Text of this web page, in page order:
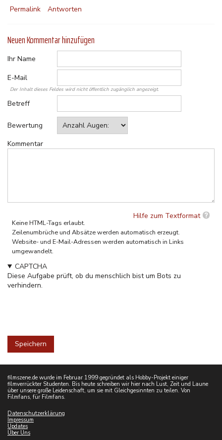
Permalink
Antworten
Neuen Kommentar hinzufügen
Ihr Name
E-Mail
Der Inhalt dieses Feldes wird nicht öffentlich zugänglich angezeigt.
Betreff
Bewertung
Kommentar
Hilfe zum Textformat
Keine HTML-Tags erlaubt.
Zeilenumbrüche und Absätze werden automatisch erzeugt.
Website- und E-Mail-Adressen werden automatisch in Links
umgewandelt.
CAPTCHA
Diese Aufgabe prüft, ob du menschlich bist um Bots zu
verhindern.
filmszene.de wurde im Februar 1999 gegründet als Hobby-Projekt einiger
filmverrückter Studenten. Bis heute schreiben wir hier nach Lust, Zeit und Laune
über unsere große Leidenschaft, um sie mit Gleichgesinnten zu teilen. Von
Filmfans, für Filmfans.
Datenschutzerklärung
Impressum
Updates
Über Uns